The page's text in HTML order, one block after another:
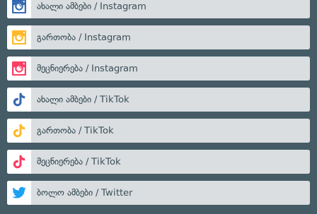
ახალი ამბები / Instagram
გართობა / Instagram
მეცნიერება / Instagram
ახალი ამბები / TikTok
გართობა / TikTok
მეცნიერება / TikTok
ბოლო ამბები / Twitter